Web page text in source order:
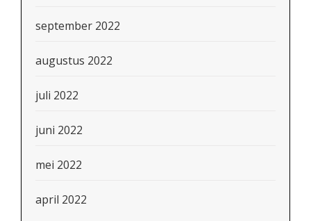
september 2022
augustus 2022
juli 2022
juni 2022
mei 2022
april 2022